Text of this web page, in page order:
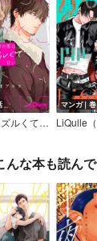
隣の男はズルくて甘い
マンガ｜巻
んな本も読ん